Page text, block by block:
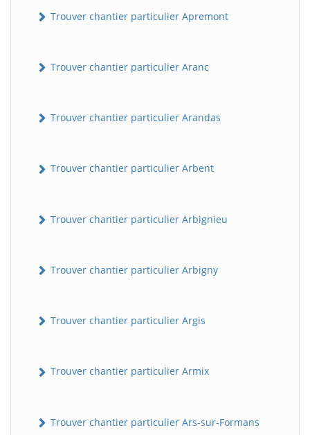
Trouver chantier particulier Apremont
Trouver chantier particulier Aranc
Trouver chantier particulier Arandas
Trouver chantier particulier Arbent
Trouver chantier particulier Arbignieu
Trouver chantier particulier Arbigny
Trouver chantier particulier Argis
Trouver chantier particulier Armix
Trouver chantier particulier Ars-sur-Formans